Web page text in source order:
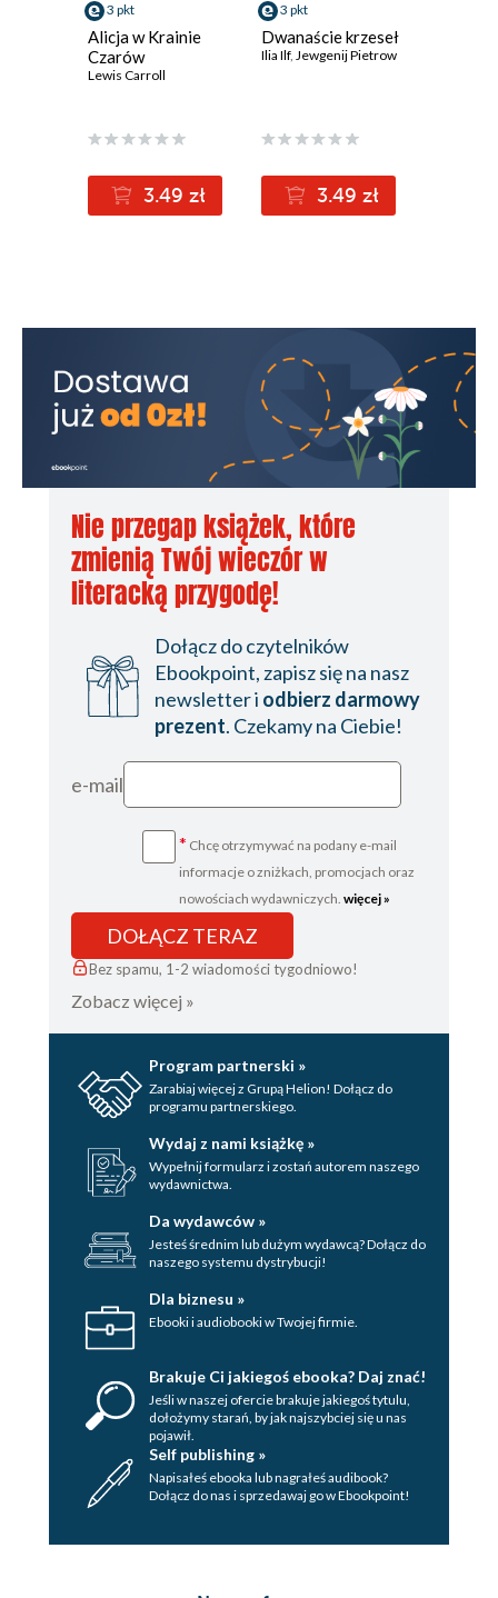
3 pkt
Alicja w Krainie
Czarów
Lewis Carroll
3.49 zł
3 pkt
Dwanaście krzeseł
Ilia Ilf, Jewgenij Pietrow
3.49 zł
Nie przegap książek, które
zmienią Twój wieczór w
literacką przygodę!
Dołącz do czytelników
Ebookpoint, zapisz się na nasz
newsletter i odbierz darmowy
prezent. Czekamy na Ciebie!
e-mail
* Chcę otrzymywać na podany e-mail
informacje o zniżkach, promocjach oraz
nowościach wydawniczych. więcej »
DOŁĄCZ TERAZ
Bez spamu, 1-2 wiadomości tygodniowo!
Zobacz więcej »
Program partnerski »
Zarabiaj więcej z Grupą Helion! Dołącz do
programu partnerskiego.
Wydaj z nami książkę »
Wypełnij formularz i zostań autorem naszego
wydawnictwa.
Da wydawców »
Jesteś średnim lub dużym wydawcą? Dołącz do
naszego systemu dystrybucji!
Dla biznesu »
Ebooki i audiobooki w Twojej firmie.
Brakuje Ci jakiegoś ebooka? Daj znać!
Jeśli w naszej ofercie brakuje jakiegoś tytulu,
dołożymy starań, by jak najszybciej się u nas
pojawił.
Self publishing »
Napisałeś ebooka lub nagrałeś audibook?
Dołącz do nas i sprzedawaj go w Ebookpoint!